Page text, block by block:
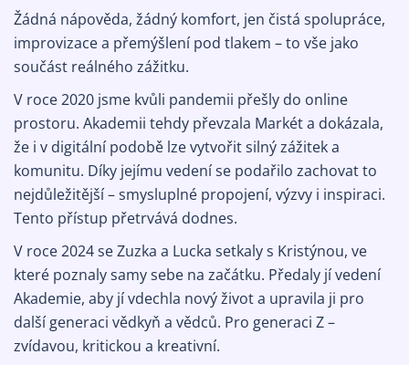
Žádná nápověda, žádný komfort, jen čistá spolupráce,
improvizace a přemýšlení pod tlakem – to vše jako
součást reálného zážitku.
V roce 2020 jsme kvůli pandemii přešly do online
prostoru. Akademii tehdy převzala Markét a dokázala,
že i v digitální podobě lze vytvořit silný zážitek a
komunitu. Díky jejímu vedení se podařilo zachovat to
nejdůležitější – smysluplné propojení, výzvy i inspiraci.
Tento přístup přetrvává dodnes.
V roce 2024 se Zuzka a Lucka setkaly s Kristýnou, ve
které poznaly samy sebe na začátku. Předaly jí vedení
Akademie, aby jí vdechla nový život a upravila ji pro
další generaci vědkyň a vědců. Pro generaci Z –
zvídavou, kritickou a kreativní.